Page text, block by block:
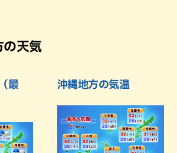
の天気
最
沖縄地方の気温